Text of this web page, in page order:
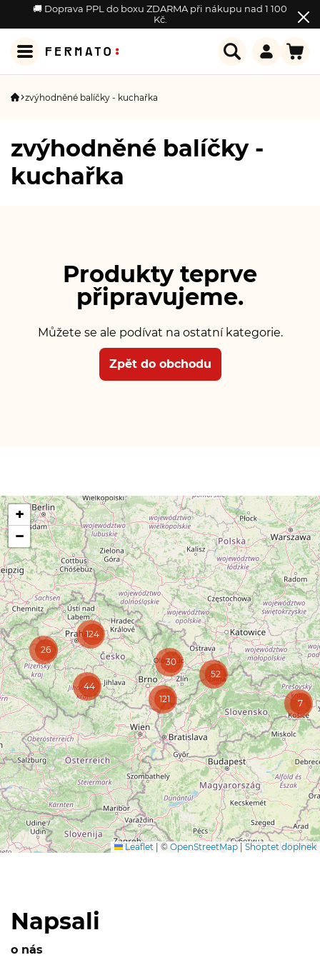
🚚 Doprava PPL do boxu ZDARMA při nákupu nad 1 100
Kč.
zvýhodněné balíčky - kuchařka
zvýhodněné balíčky -
kuchařka
Produkty teprve
připravujeme.
Můžete se ale podívat na ostatní kategorie.
Zpět do obchodu
26
124
52
44
30
121 7
+
−
Leaflet © OpenStreetMap |Shoptet doplnek
Napsali
o nás